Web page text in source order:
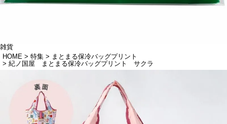
雑貨
HOME
特集
まとまる保冷バッグプリント
紀ノ国屋 まとまる保冷バッグプリント サクラ